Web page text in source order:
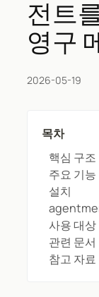
전트
영구
2026-05-19
목차
핵심 구조
주요 기능
설치
사용 대상
관련 문서
참고 자료